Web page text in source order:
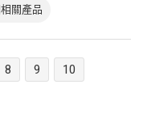
關產品
8 9
10